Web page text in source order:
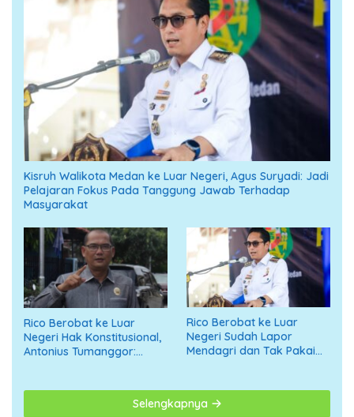
Kisruh Walikota Medan ke Luar Negeri, Agus Suryadi: Jadi
Pelajaran Fokus Pada Tanggung Jawab Terhadap
Masyarakat
Rico Berobat ke Luar
Negeri Hak Konstitusional,
Antonius Tumanggor:
Rico Berobat ke Luar
Negeri Sudah Lapor
Mendagri dan Tak Pakai
Selengkapnya